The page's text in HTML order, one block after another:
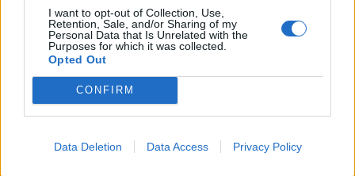
I want to opt-out of Collection, Use,
Retention, Sale, and/or Sharing of my
Personal Data that Is Unrelated with the
Purposes for which it was collected.
Opted Out
CONFIRM
Data Deletion Data Access Privacy Policy
Δείτε το βίντεο – Ο διάλογος
“φωτιά” Κασσελάκη –
Μπουτάρη